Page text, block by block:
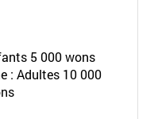
5 000 wons
: Adultes 10 000